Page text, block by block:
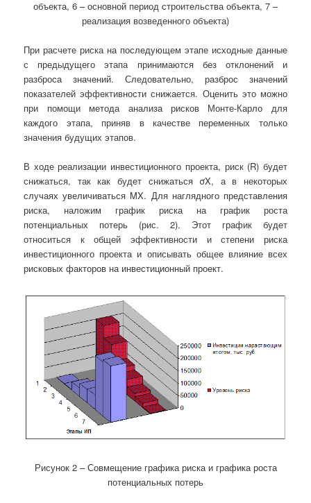
объекта, 6 – основной период строительства объекта, 7 –
реализация возведенного объекта)
При расчете риска на последующем этапе исходные данные
с предыдущего этапа принимаются без отклонений и
разброса значений. Следовательно, разброс значений
показателей эффективности снижается. Оценить это можно
при помощи метода анализа рисков Монте-Карло для
каждого этапа, приняв в качестве переменных только
значения будущих этапов.
В ходе реализации инвестиционного проекта, риск (R) будет
снижаться, так как будет снижаться σX, а в некоторых
случаях увеличиваться MX. Для наглядного представления
риска, наложим график риска на график роста
потенциальных потерь (рис. 2). Этот график будет
относиться к общей эффективности и степени риска
инвестиционного проекта и описывать общее влияние всех
рисковых факторов на инвестиционный проект.
Рисунок 2 – Совмещение графика риска и графика роста
потенциальных потерь